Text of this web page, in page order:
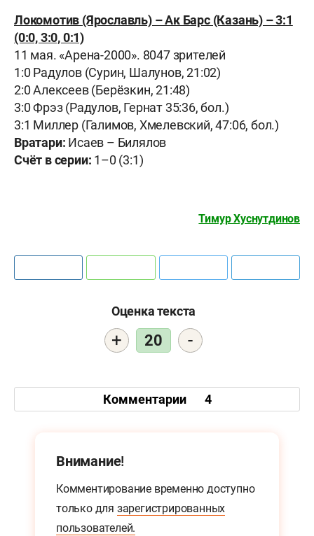
Локомотив (Ярославль) – Ак Барс (Казань) – 3:1
(0:0, 3:0, 0:1)
11 мая. «Арена-2000». 8047 зрителей
1:0 Радулов (Сурин, Шалунов, 21:02)
2:0 Алексеев (Берёзкин, 21:48)
3:0 Фрэз (Радулов, Гернат 35:36, бол.)
3:1 Миллер (Галимов, Хмелевский, 47:06, бол.)
Вратари: Исаев – Билялов
Счёт в серии: 1–0 (3:1)
Тимур Хуснутдинов
Оценка текста
+ 20 -
Комментарии 4
Внимание!
Комментирование временно доступно
только для зарегистрированных
пользователей.